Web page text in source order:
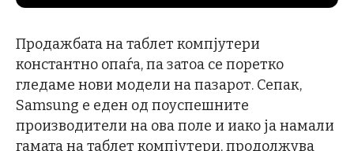
Продажбата на таблет компјутери
константно опаѓа, па затоа се поретко
гледаме нови модели на пазарот. Сепак,
Samsung е еден од поуспешните
производители на ова поле и иако ја намали
гамата на таблет компјутери, продолжува